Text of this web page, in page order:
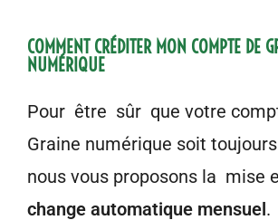
COMMENT CRÉDITER MON COMPTE DE
NUMÉRIQUE
Pour être sûr que votre
Graine numérique soit
nous vous proposons la mise
change automatique mensuel.